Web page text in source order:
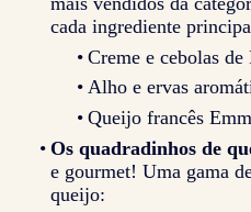
cada ingrediente
Creme e cebolas
Alho e ervas
Queijo francês
Os quadradinhos de
e gourmet! Uma gama
queijo: